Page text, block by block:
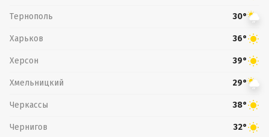
Тернополь 30°
Харьков 36°
Херсон 39°
Хмельницкий 29°
Черкассы 38°
Чернигов 32°